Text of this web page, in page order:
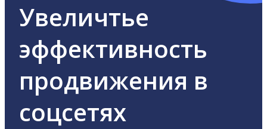
Увеличтье
эффективность
продвижения в
соцсетях